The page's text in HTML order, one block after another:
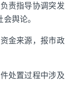
责指导协调突发
舆论。
金来源，报市政
处置过程中涉及